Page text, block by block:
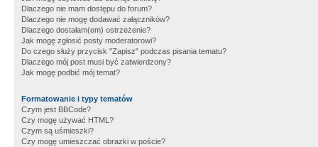
Dlaczego nie mam dostępu do forum?
Dlaczego nie mogę dodawać załączników?
Dlaczego dostałam(em) ostrzeżenie?
Jak mogę zgłosić posty moderatorowi?
Do czego służy przycisk "Zapisz" podczas pisania tematu?
Dlaczego mój post musi być zatwierdzony?
Jak mogę podbić mój temat?
Formatowanie i typy tematów
Czym jest BBCode?
Czy mogę używać HTML?
Czym są uśmieszki?
Czy mogę umieszczać obrazki w poście?